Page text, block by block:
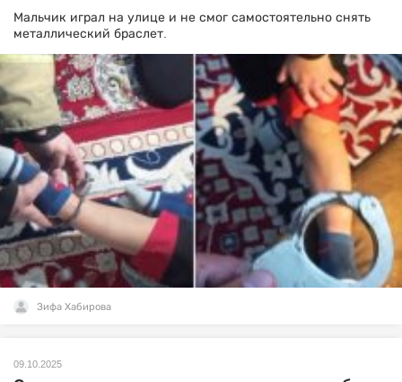
Мальчик играл на улице и не смог самостоятельно снять
металлический браслет.
Зифа Хабирова
09.10.2025